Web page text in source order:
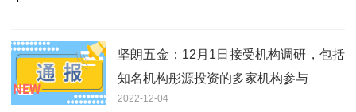
坚朗五金：12月1日接受机构调研，包括
知名机构彤源投资的多家机构参与
2022-12-04